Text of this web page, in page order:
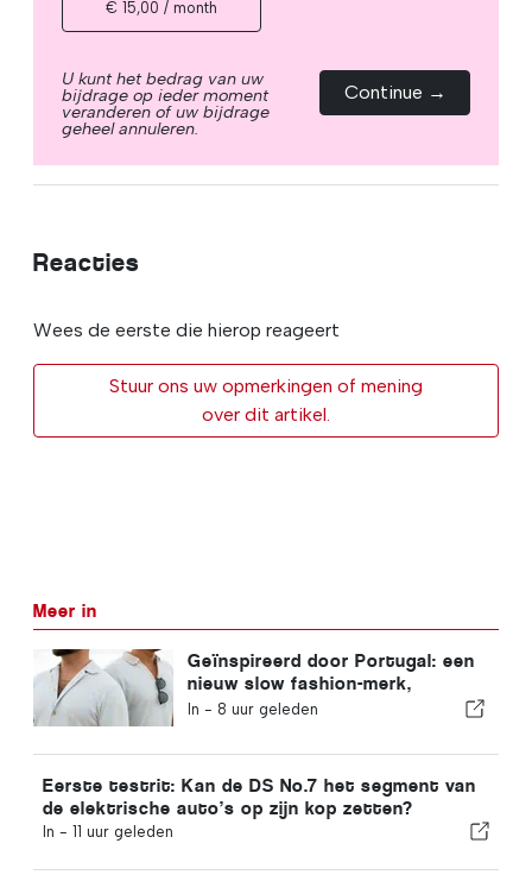
€ 15,00 / month
U kunt het bedrag van uw
bijdrage op ieder moment
veranderen of uw bijdrage
geheel annuleren.
Continue →
Reacties
Wees de eerste die hierop reageert
Stuur ons uw opmerkingen of mening
over dit artikel.
Meer in
Geïnspireerd door Portugal: een
nieuw slow fashion-merk,
VEMANO
In - 8 uur geleden
Eerste testrit: Kan de DS No.7 het segment van
de elektrische auto’s op zijn kop zetten?
In - 11 uur geleden